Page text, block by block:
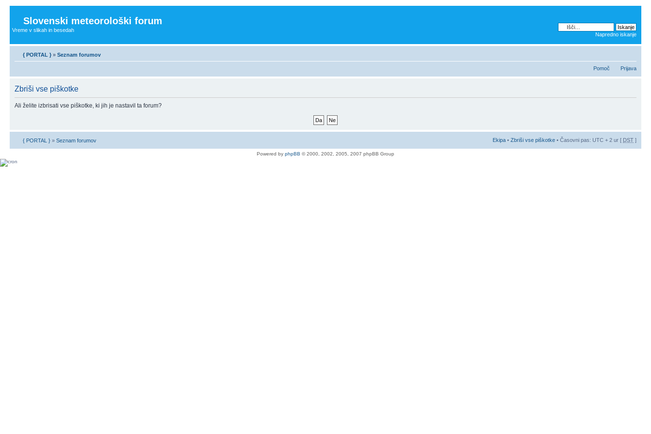
Slovenski meteorološki forum
Vreme v slikah in besedah
Napredno iskanje
{ PORTAL } » Seznam forumov
Pomoč Prijava
Zbriši vse piškotke
Ali želite izbrisati vse piškotke, ki jih je nastavil ta forum?
{ PORTAL } » Seznam forumov Ekipa • Zbriši vse piškotke • Časovni pas: UTC + 2 ur [ DST ]
Powered by phpBB © 2000, 2002, 2005, 2007 phpBB Group